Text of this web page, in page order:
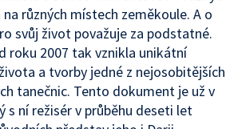
různých místech zeměkoule. A o
svůj život považuje za podstatné.
roku 2007 tak vznikla unikátní
a tvorby jedné z nejosobitějších
tanečnic. Tento dokument je už v
s ní režisér v průběhu deseti let